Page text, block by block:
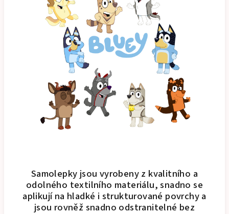
Samolepky jsou vyrobeny z kvalitního a
odolného textilního materiálu, snadno se
aplikují na hladké i strukturované povrchy a
jsou rovněž snadno odstranitelné bez